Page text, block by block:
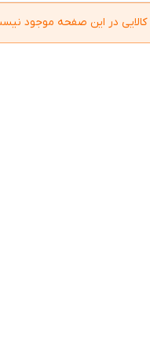
کالایی در این صفحه موجود